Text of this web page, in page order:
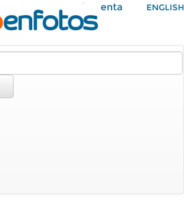
Mi Cuenta ENGLISH